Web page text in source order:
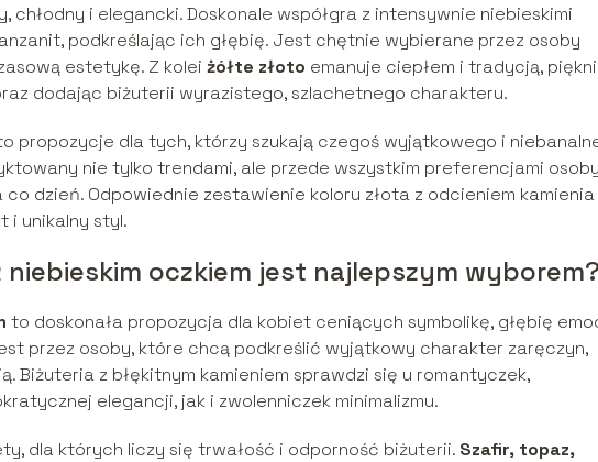
chłodny i elegancki. Doskonale współgra z intensywnie niebieskimi
podkreślając ich głębię. Jest chętnie wybierane przez osoby
estetykę. Z kolei żółte złoto emanuje ciepłem i tradycją,
dodając biżuterii wyrazistego, szlachetnego charakteru.
propozycje dla tych, którzy szukają czegoś wyjątkowego i
nie tylko trendami, ale przede wszystkim preferencjami
dzień. Odpowiednie zestawienie koloru złota z odcieniem kamienia
i unikalny styl.
niebieskim oczkiem jest najlepszym wyborem?
to doskonała propozycja dla kobiet ceniących symbolikę, głębię
przez osoby, które chcą podkreślić wyjątkowy charakter zaręczyn,
Biżuteria z błękitnym kamieniem sprawdzi się u romantyczek,
elegancji, jak i zwolenniczek minimalizmu.
dla których liczy się trwałość i odporność biżuterii. Szafir, topaz,